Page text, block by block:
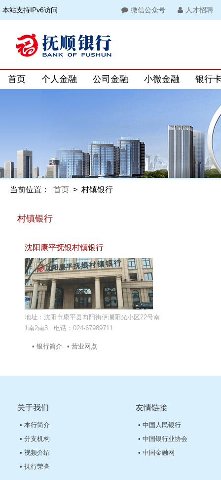
本站支持IPv6访问 微信公众号 人才招聘
首页 个人金融 公司金融 小微金融 银行
当前位置： 首页 > 村镇银行
村镇银行
沈阳康平抚银村镇银行
地址：沈阳市康平县向阳街伊澜阳光小区22号南
1南2南3 电话：024-67989711
• 银行简介 • 营业网点
关于我们
• 本行简介
• 分支机构
• 视频介绍
• 抚行荣誉
友情链接
• 中国人民银行
• 中国银行业协会
• 中国金融网